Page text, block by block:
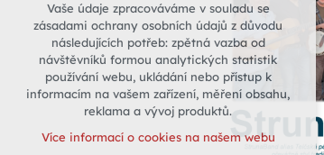
Technická cookies
nutná pro provozování webu
udržení kontextu stránek (session):
případná přihlášení, volby jazyka, apod.
Volitelná cookies
vyhodnocení návštěvnosti
Vaše údaje zpracováváme v souladu se
zásadami ochrany osobních údajů z důvodu
následujících potřeb: zpětná vazba od
návštěvníků formou analytických statistik
používání webu, ukládání nebo přístup k
informacím na vašem zařízení, měření obsahu,
reklama a vývoj produktů.
Více informací o cookies na našem webu